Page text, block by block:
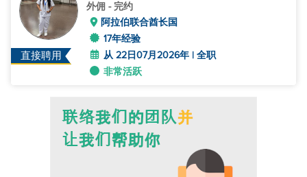
直接聘用
外佣 - 完约
阿拉伯联合酋长国
17年经验
从 22日07月2026年 | 全职
非常活跃